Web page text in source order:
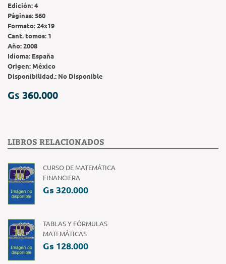
Edición:4
Páginas:560
Formato:24x19
Cant. tomos: 1
Año:2008
Idioma: España
Origen:México
Disponibilidad.: No Disponible
Gs 360.000
LIBROS RELACIONADOS
CURSO DE MATEMÁTICA
FINANCIERA
Gs 320.000
TABLAS Y FÓRMULAS
MATEMÁTICAS
Gs 128.000